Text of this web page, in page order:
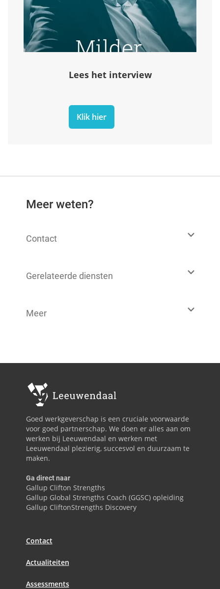
Lees het interview
Klik hier
Meer weten?
Contact
Gerelateerde diensten
Meer
Goed werkgeverschap is een cruciale voorwaarde
voor goed partnerschap. We doen er alles aan om
werken bij Leeuwendaal en werken met
Leeuwendaal plezierig, succesvol en duurzaam te
maken.
Ga direct naar
Gallup Clifton Strengths
Gallup Global Strengths Coach (GGSC) opleiding
Gallup CliftonStrengths Discovery
Contact
Actualiteiten
Assessments